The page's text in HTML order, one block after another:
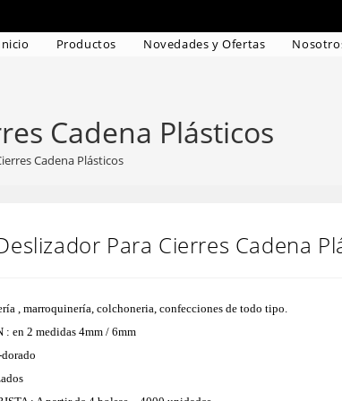
Productos Novedades y Ofertas
Cadena Plásticos
Cadena Plásticos
Para Cierres Cadena
, marroquinería, colchoneria, confecciones de todo tipo.
: en 2 medidas 4mm / 6mm